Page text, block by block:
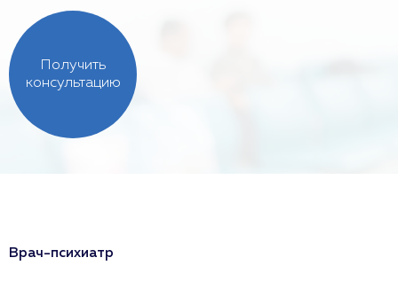
Получить
консультацию
Врач-психиатр